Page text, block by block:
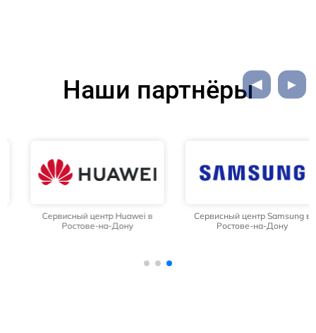
Наши партнёры
Сервисный центр Huawei в
Ростове-на-Дону
Сервисный центр Samsung в
Ростове-на-Дону